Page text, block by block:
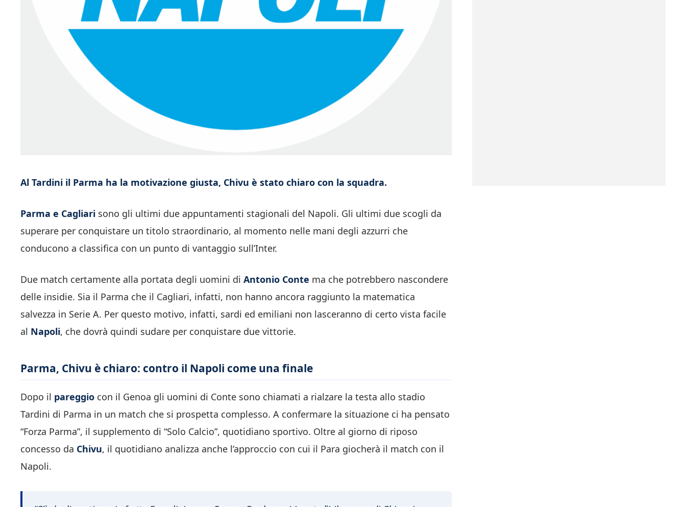
Al Tardini il Parma ha la motivazione giusta, Chivu è stato chiaro con la squadra.
Parma e Cagliari sono gli ultimi due appuntamenti stagionali del Napoli. Gli ultimi due scogli da
superare per conquistare un titolo straordinario, al momento nelle mani degli azzurri che
conducono a classifica con un punto di vantaggio sull’Inter.
Due match certamente alla portata degli uomini di Antonio Conte ma che potrebbero nascondere
delle insidie. Sia il Parma che il Cagliari, infatti, non hanno ancora raggiunto la matematica
salvezza in Serie A. Per questo motivo, infatti, sardi ed emiliani non lasceranno di certo vista facile
al Napoli, che dovrà quindi sudare per conquistare due vittorie.
Parma, Chivu è chiaro: contro il Napoli come una finale
Dopo il pareggio con il Genoa gli uomini di Conte sono chiamati a rialzare la testa allo stadio
Tardini di Parma in un match che si prospetta complesso. A confermare la situazione ci ha pensato
“Forza Parma”, il supplemento di “Solo Calcio”, quotidiano sportivo. Oltre al giorno di riposo
concesso da Chivu, il quotidiano analizza anche l’approccio con cui il Para giocherà il match con il
Napoli.